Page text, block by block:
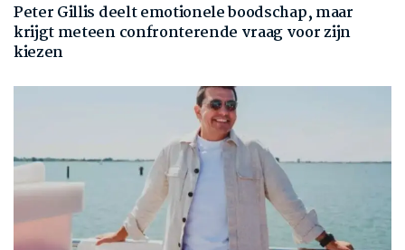
Peter Gillis deelt emotionele boodschap, maar
krijgt meteen confronterende vraag voor zijn
kiezen